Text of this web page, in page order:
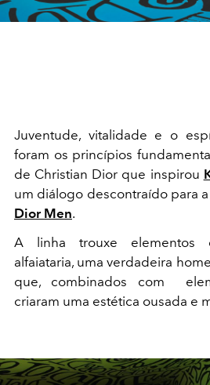
Juventude, vitalidade e o
foram os princípios
de Christian Dior que inspirou
um diálogo descontraído para
Dior Men.
A linha trouxe elementos
alfaiataria, uma verdadeira
que, combinados com
criaram uma estética ousada e